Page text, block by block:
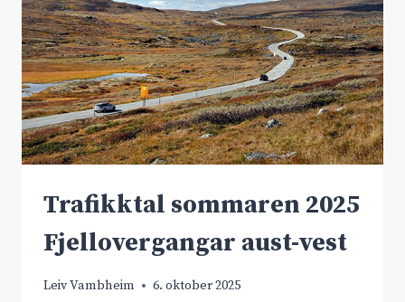
Trafikktal sommaren 2025
Fjellovergangar aust-vest
Leiv Vambheim 6. oktober 2025